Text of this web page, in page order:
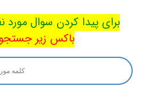
برای پیدا کردن سوال مورد
باکس زیر جستجو